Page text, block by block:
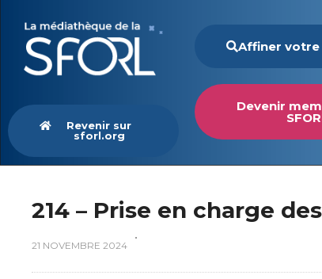
Revenir sur
sforl.org
Affiner votre
Devenir
214 – Prise en charge
21 NOVEMBRE 2024